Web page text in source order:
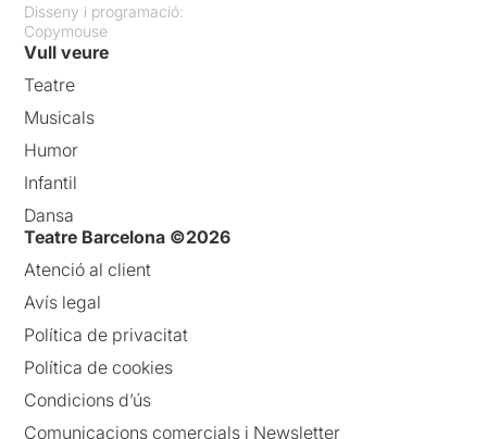
Disseny i programació:
Copymouse
Vull veure
Teatre
Musicals
Humor
Infantil
Dansa
Teatre Barcelona ©2026
Atenció al client
Avís legal
Política de privacitat
Política de cookies
Condicions d’ús
Comunicacions comercials i Newsletter